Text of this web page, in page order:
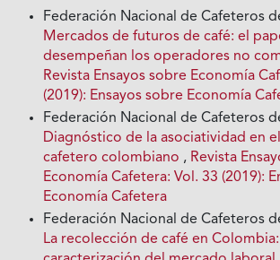
Federación Nacional de Cafeteros
Mercados de futuros de café: el
desempeñan los operadores no
Revista Ensayos sobre Economía
(2019): Ensayos sobre Economía
Federación Nacional de Cafeteros
Diagnóstico de la asociatividad en
cafetero colombiano , Revista
Economía Cafetera: Vol. 33 (2019):
Economía Cafetera
Federación Nacional de Cafeteros
La recolección de café en